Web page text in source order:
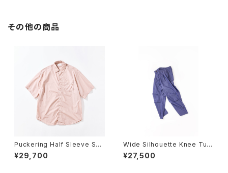
その他の商品
Puckering Half Sleeve Shir
t¥29,700
Wide Silhouette Knee Tuc
k Trousers
¥27,500